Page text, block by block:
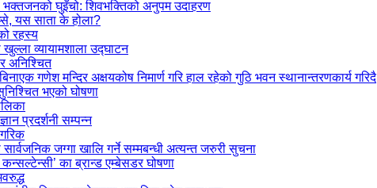
भक्तजनको घुइँचो: शिवभक्तिको अनुपम उदाहरण
यस साता के होला?
रहस्य
व्यायामशाला उद्घाटन
अनिश्चित
गणेश मन्दिर अक्षयकोष निमार्ण गरि हाल रहेको गुठि भवन स्थानान्तरणकार्य गरिदै
भएको घोषणा
प्रदर्शनी सम्पन्न
जग्गा खालि गर्ने सम्मबन्धी अत्यन्त जरुरी सुचना
का ब्रान्ड एम्बेसडर घोषणा